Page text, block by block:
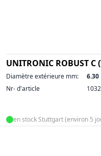
UNITRONIC ROBUST C
Diamètre extérieure mm:
6.30
Nr- d'article
en stock Stuttgart (environ 5